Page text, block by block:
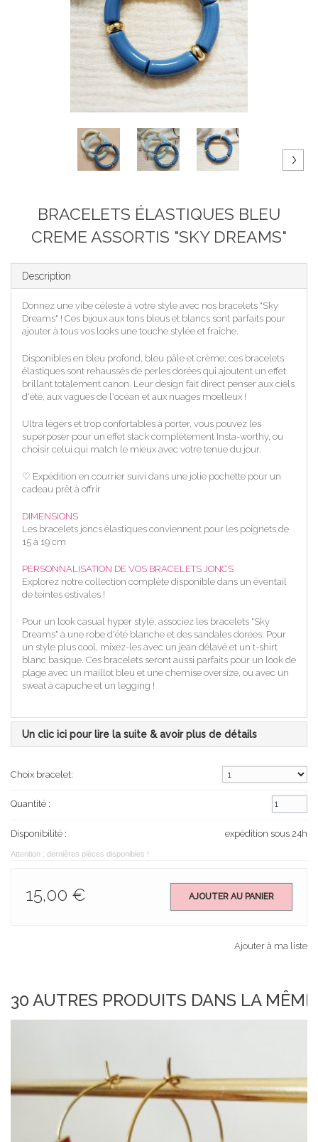
BRACELETS ÉLASTIQUES BLEU
CREME ASSORTIS "SKY DREAMS"
Description
Donnez une vibe céleste à votre style avec nos bracelets "Sky
Dreams" ! Ces bijoux aux tons bleus et blancs sont parfaits pour
ajouter à tous vos looks une touche stylée et fraîche.
Disponibles en bleu profond, bleu pâle et crème; ces bracelets
élastiques sont rehaussés de perles dorées qui ajoutent un effet
brillant totalement canon. Leur design fait direct penser aux ciels
d'été, aux vagues de l'océan et aux nuages moelleux !
Ultra légers et trop confortables à porter, vous pouvez les
superposer pour un effet stack complètement Insta-worthy, ou
choisir celui qui match le mieux avec votre tenue du jour.
♡ Expédition en courrier suivi dans une jolie pochette pour un
cadeau prêt à offrir
DIMENSIONS
Les bracelets joncs élastiques conviennent pour les poignets de
15 à 19 cm
PERSONNALISATION DE VOS BRACELETS JONCS
Explorez notre collection complète disponible dans un éventail
de teintes estivales !
Pour un look casual hyper stylé, associez les bracelets "Sky
Dreams" à une robe d'été blanche et des sandales dorées. Pour
un style plus cool, mixez-les avec un jean délavé et un t-shirt
blanc basique. Ces bracelets seront aussi parfaits pour un look de
plage avec un maillot bleu et une chemise oversize, ou avec un
sweat à capuche et un legging !
Un clic ici pour lire la suite & avoir plus de détails
Choix bracelet:
Quantité :
Disponibilité : expédition sous 24h
Attention : dernières pièces disponibles !
15,00 € AJOUTER AU PANIER
Ajouter à ma liste
30 AUTRES PRODUITS DANS LA